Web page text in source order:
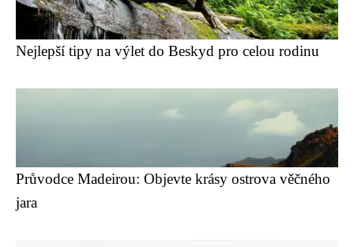
Nejlepší tipy na výlet do Beskyd pro celou rodinu
Průvodce Madeirou: Objevte krásy ostrova věčného
jara